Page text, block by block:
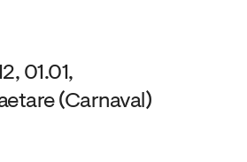
01.01,
(Carnaval)